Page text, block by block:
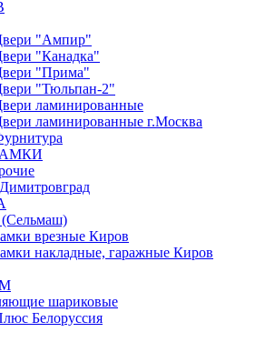
"Ампир"
"Канадка"
"Прима"
"Тюльпан-2"
ламинированные
ламинированные г.Москва
врезные Киров
накладные, гаражные Киров
шариковые
Белоруссия